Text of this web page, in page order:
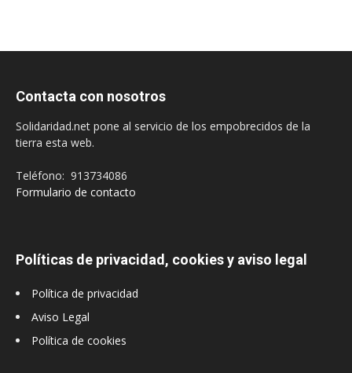
Contacta con nosotros
Solidaridad.net pone al servicio de los empobrecidos de la
tierra esta web.
Teléfono: 913734086
Formulario de contacto
Políticas de privacidad, cookies y aviso legal
Política de privacidad
Aviso Legal
Política de cookies